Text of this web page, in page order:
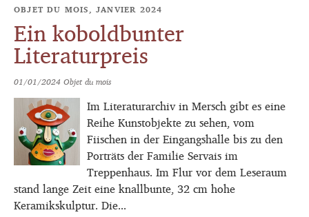
OBJET DU MOIS, JANVIER 2024
Ein koboldbunter
Literaturpreis
01/01/2024Objet du mois
Im Literaturarchiv in Mersch gibt es eine
Reihe Kunstobjekte zu sehen, vom
Fiischen in der Eingangshalle bis zu den
Porträts der Familie Servais im
Treppenhaus. Im Flur vor dem Leseraum
stand lange Zeit eine knallbunte, 32 cm hohe
Keramikskulptur. Die...